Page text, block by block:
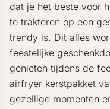
dat je het beste voor
te trakteren op een
trendy is. Dit alles
feestelijke
genieten tijdens de
airfryer kerstpakket
gezellige momenten